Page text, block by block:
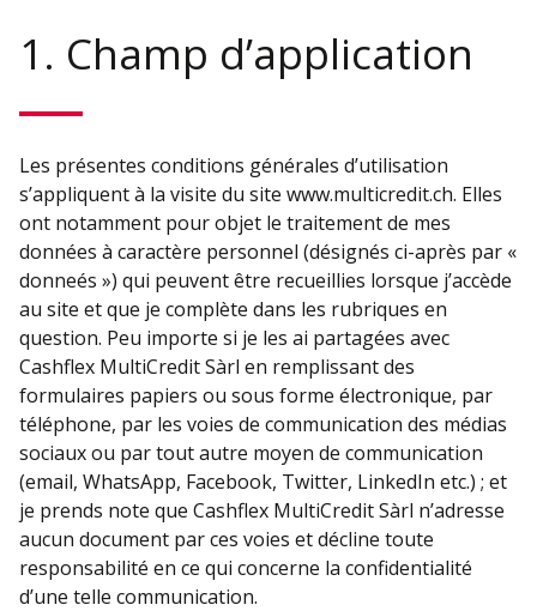
1. Champ d’application
Les présentes conditions générales d’utilisation
s’appliquent à la visite du site www.multicredit.ch. Elles
ont notamment pour objet le traitement de mes
données à caractère personnel (désignés ci-après par «
donneés ») qui peuvent être recueillies lorsque j’accède
au site et que je complète dans les rubriques en
question. Peu importe si je les ai partagées avec
Cashflex MultiCredit Sàrl en remplissant des
formulaires papiers ou sous forme électronique, par
téléphone, par les voies de communication des médias
sociaux ou par tout autre moyen de communication
(email, WhatsApp, Facebook, Twitter, LinkedIn etc.) ; et
je prends note que Cashflex MultiCredit Sàrl n’adresse
aucun document par ces voies et décline toute
responsabilité en ce qui concerne la confidentialité
d’une telle communication.